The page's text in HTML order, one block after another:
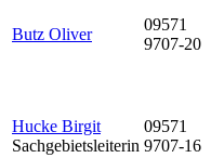
Butz Oliver
09571
9707-20
Hucke Birgit
Sachgebietsleiterin
09571
9707-16